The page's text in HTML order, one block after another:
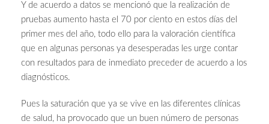
Y de acuerdo a datos se mencionó que la realización de
pruebas aumento hasta el 70 por ciento en estos días del
primer mes del año, todo ello para la valoración científica
que en algunas personas ya desesperadas les urge contar
con resultados para de inmediato preceder de acuerdo a los
diagnósticos.
Pues la saturación que ya se vive en las diferentes clínicas
de salud, ha provocado que un buen número de personas